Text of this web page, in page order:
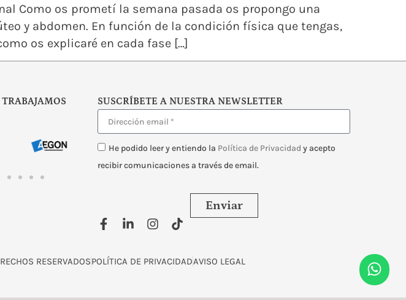
Como os prometí la semana pasada os propongo una
y abdomen. En función de la condición física que tengas,
os explicaré en cada fase […]
SUSCRÍBETE A NUESTRA NEWSLETTER
He podido leer y entiendo la Política de Privacidad y acepto
recibir comunicaciones a través de email.
Enviar
RESERVADOSPOLÍTICA DE PRIVACIDADAVISO LEGAL